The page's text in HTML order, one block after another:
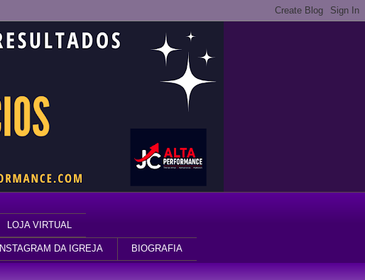
LOJA VIRTUAL
INSTAGRAM DA IGREJA BIOGRAFIA